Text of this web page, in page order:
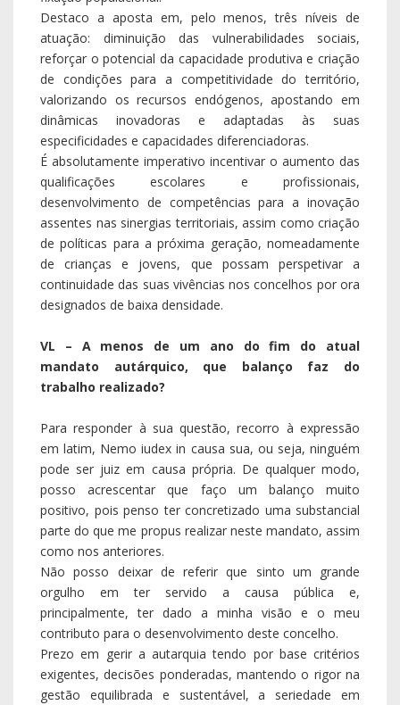
Destaco a aposta em, pelo menos, três níveis de
atuação: diminuição das vulnerabilidades sociais,
reforçar o potencial da capacidade produtiva e criação
de condições para a competitividade do território,
valorizando os recursos endógenos, apostando em
dinâmicas inovadoras e adaptadas às suas
especificidades e capacidades diferenciadoras.
É absolutamente imperativo incentivar o aumento das
qualificações escolares e profissionais,
desenvolvimento de competências para a inovação
assentes nas sinergias territoriais, assim como criação
de políticas para a próxima geração, nomeadamente
de crianças e jovens, que possam perspetivar a
continuidade das suas vivências nos concelhos por ora
designados de baixa densidade.
VL – A menos de um ano do fim do atual
mandato autárquico, que balanço faz do
trabalho realizado?
Para responder à sua questão, recorro à expressão
em latim, Nemo iudex in causa sua, ou seja, ninguém
pode ser juiz em causa própria. De qualquer modo,
posso acrescentar que faço um balanço muito
positivo, pois penso ter concretizado uma substancial
parte do que me propus realizar neste mandato, assim
como nos anteriores.
Não posso deixar de referir que sinto um grande
orgulho em ter servido a causa pública e,
principalmente, ter dado a minha visão e o meu
contributo para o desenvolvimento deste concelho.
Prezo em gerir a autarquia tendo por base critérios
exigentes, decisões ponderadas, mantendo o rigor na
gestão equilibrada e sustentável, a seriedade em